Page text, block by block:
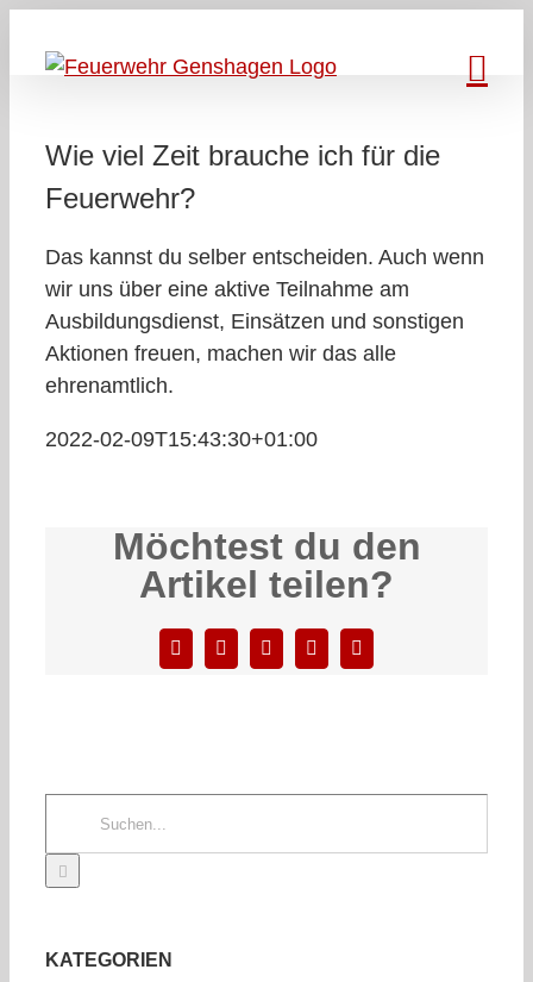
Inhalt
Wie viel Zeit brauche ich für die
Feuerwehr?
Das kannst du selber entscheiden. Auch wenn
wir uns über eine aktive Teilnahme am
Ausbildungsdienst, Einsätzen und sonstigen
Aktionen freuen, machen wir das alle
ehrenamtlich.
2022-02-09T15:43:30+01:00
Möchtest du den
Artikel teilen?
Facebook
X LinkedInWhatsApp
E-
Mail
KATEGORIEN